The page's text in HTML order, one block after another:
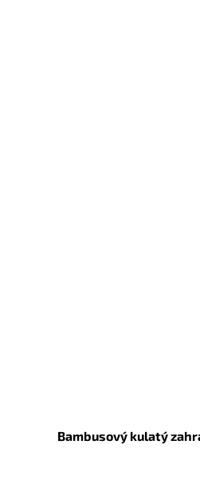
Bambusový kulatý